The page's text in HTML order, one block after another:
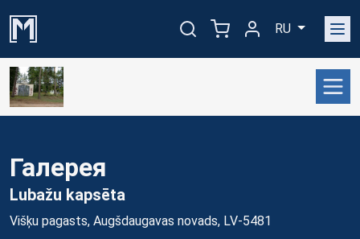
RU
Галерея
Lubažu kapsēta
Višķu pagasts, Augšdaugavas novads, LV-5481